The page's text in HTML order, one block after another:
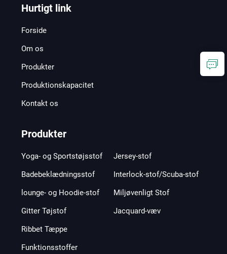
Hurtigt link
Forside
Om os
Produkter
Produktionskapacitet
Kontakt os
Produkter
Yoga- og Sportstøjsstof
Badebeklædningsstof
lounge- og Hoodie-stof
Gitter Tøjstof
Jersey-stof
Interlock-stof/Scuba-stof
Miljøvenligt Stof
Jacquard-væv
Ribbet Tæppe
Funktionsstoffer